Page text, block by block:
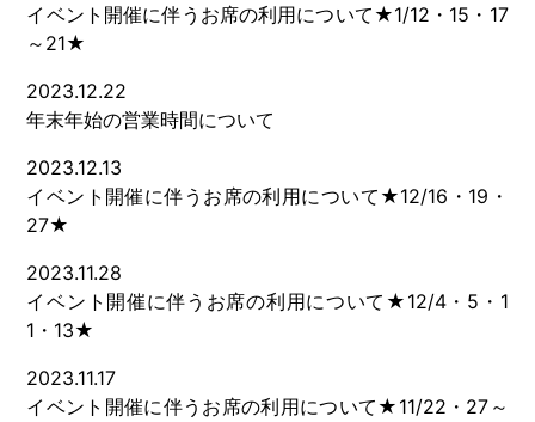
イベント開催に伴うお席の利用について★1/12・15・17
～21★
2023.12.22
年末年始の営業時間について
2023.12.13
イベント開催に伴うお席の利用について★12/16・19・
27★
2023.11.28
イベント開催に伴うお席の利用について★12/4・5・1
1・13★
2023.11.17
イベント開催に伴うお席の利用について★11/22・27～